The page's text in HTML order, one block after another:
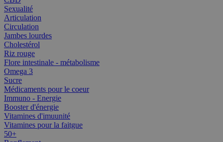
Sexualité
Articulation
Circulation
Jambes lourdes
Cholestérol
Riz rouge
Flore intestinale - métabolisme
Omega 3
Sucre
Médicaments pour le coeur
Immuno - Energie
Booster d'énergie
Vitamines d'imuunité
Vitamines pour la faitgue
50+